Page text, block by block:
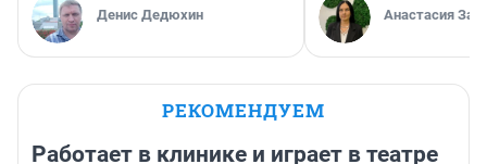
Денис Дедюхин Анастасия
РЕКОМЕНДУЕМ
Работает в клинике и играет в театре